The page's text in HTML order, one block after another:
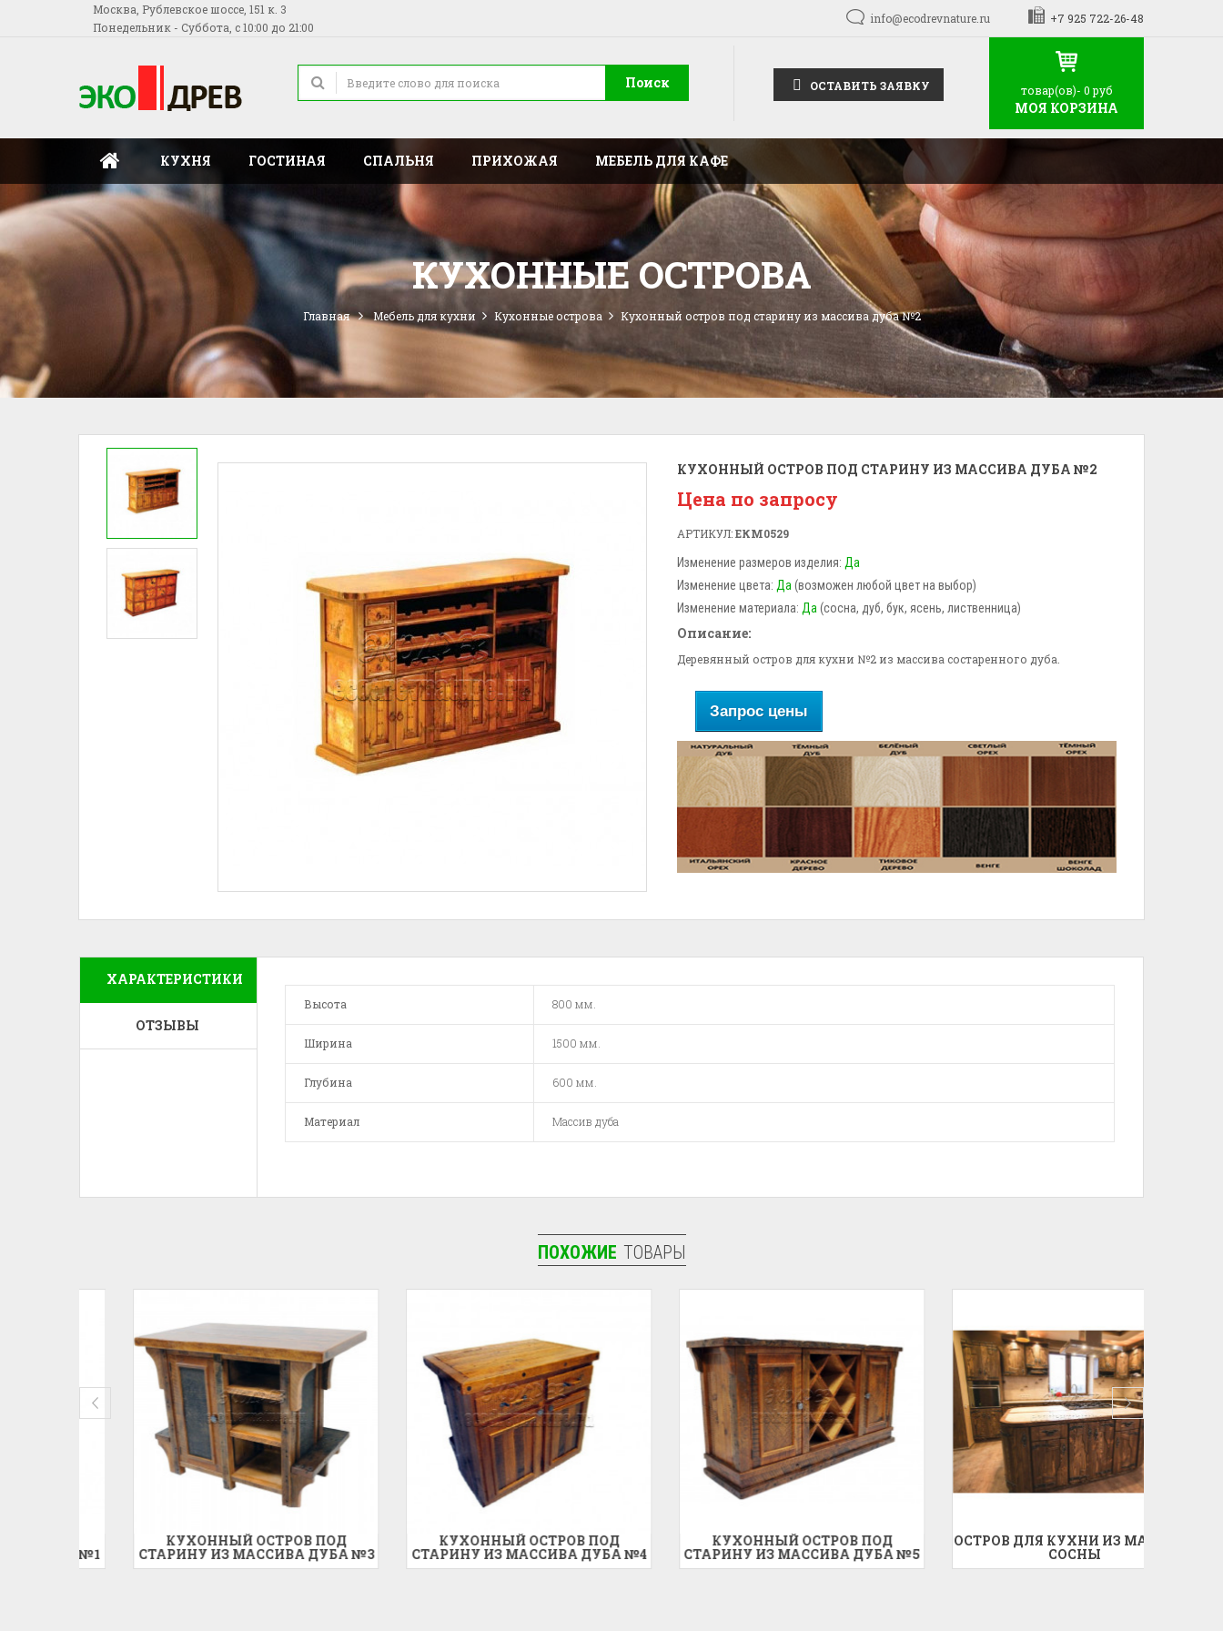
Москва, Рублевское шоссе, 151 к. 3
Понедельник - Суббота, с 10:00 до 21:00
info@ecodrevnature.ru +7 925 722-26-48
Поиск ОСТАВИТЬ ЗАЯВКУ товар(ов)- 0 руб
МОЯ КОРЗИНА
КУХНЯ ГОСТИНАЯ СПАЛЬНЯ ПРИХОЖАЯ МЕБЕЛЬ ДЛЯ КАФЕ
КУХОННЫЕ ОСТРОВА
Главная Мебель для кухни Кухонные острова Кухонный остров под старину из массива дуба №2
КУХОННЫЙ ОСТРОВ ПОД СТАРИНУ ИЗ МАССИВА ДУБА №2
Цена по запросу
АРТИКУЛ:ЕКМ0529
Изменение размеров изделия: Да
Изменение цвета: Да (возможен любой цвет на выбор)
Изменение материала: Да (сосна, дуб, бук, ясень, лиственница)
Описание:
Деревянный остров для кухни №2 из массива состаренного дуба.
Запрос цены
ХАРАКТЕРИСТИКИ
ОТЗЫВЫ
Высота 800 мм.
Ширина 1500 мм.
Глубина 600 мм.
Материал Массив дуба
ПОХОЖИЕ ТОВАРЫ
КУХОННЫЙ ОСТРОВ ПОД
СТАРИНУ ИЗ МАССИВА ДУБА №3
КУХОННЫЙ ОСТРОВ ПОД
СТАРИНУ ИЗ МАССИВА ДУБА №4
КУХОННЫЙ ОСТРОВ ПОД
СТАРИНУ ИЗ МАССИВА ДУБА №5
ОСТРОВ ДЛЯ КУХНИ ИЗ МАССИВА
СОСНЫ